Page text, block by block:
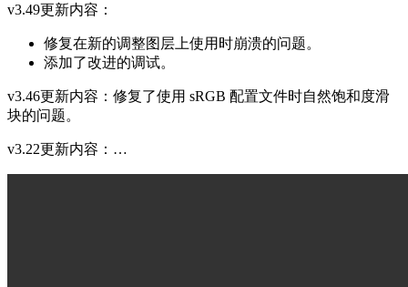
v3.49更新内容：
修复在新的调整图层上使用时崩溃的问题。
添加了改进的调试。
v3.46更新内容：修复了使用 sRGB 配置文件时自然饱和度滑
块的问题。
v3.22更新内容：…